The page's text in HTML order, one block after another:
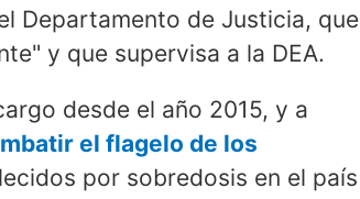
Departamento de Justicia, que
y que supervisa a la DEA.
desde el año 2015, y a
el flagelo de los
por sobredosis en el país